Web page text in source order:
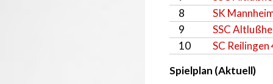
8
SK
9
SSC
10
SC Reilingen
Spielplan (Aktuell)